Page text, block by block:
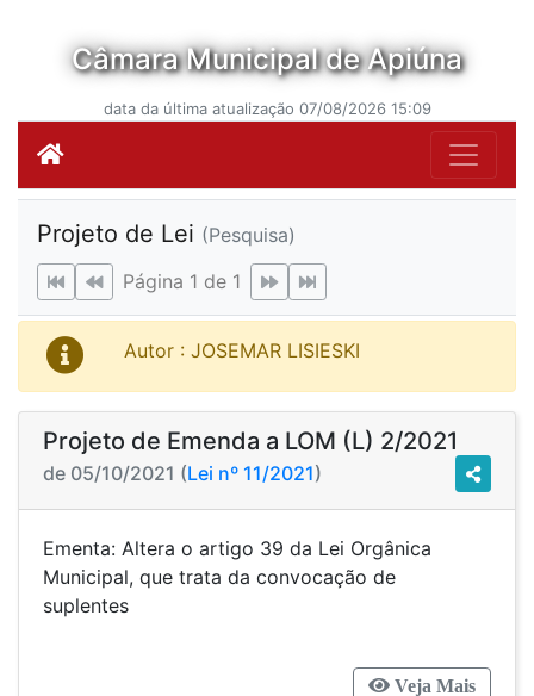
Câmara Municipal de Apiúna
data da última atualização 07/08/2026 15:09
Projeto de Lei (Pesquisa)
Página 1 de 1
Autor : JOSEMAR LISIESKI
Projeto de Emenda a LOM (L) 2/2021
de 05/10/2021 (Lei nº 11/2021)
Ementa: Altera o artigo 39 da Lei Orgânica
Municipal, que trata da convocação de
suplentes
Veja Mais